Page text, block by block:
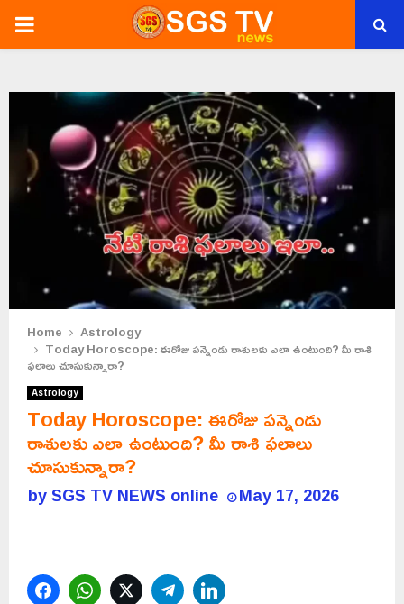
PRIMARY
Home Astrology
Today Horoscope: ఈరోజు పన్నెండు రాశులకు ఎలా ఉంటుంది? మీ రాశి
ఫలాలు చూసుకున్నారా?
Astrology
Today Horoscope: ఈరోజు పన్నెండు
రాశులకు ఎలా ఉంటుంది? మీ రాశి ఫలాలు
చూసుకున్నారా?
bySGS TV NEWS online May 17, 2026
FacebookWhatsAppTwitterTelegram